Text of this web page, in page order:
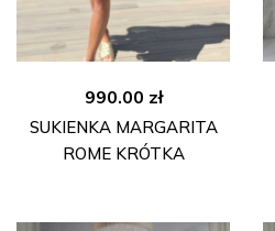
990.00 zł
SUKIENKA MARGARITA
ROME KRÓTKA